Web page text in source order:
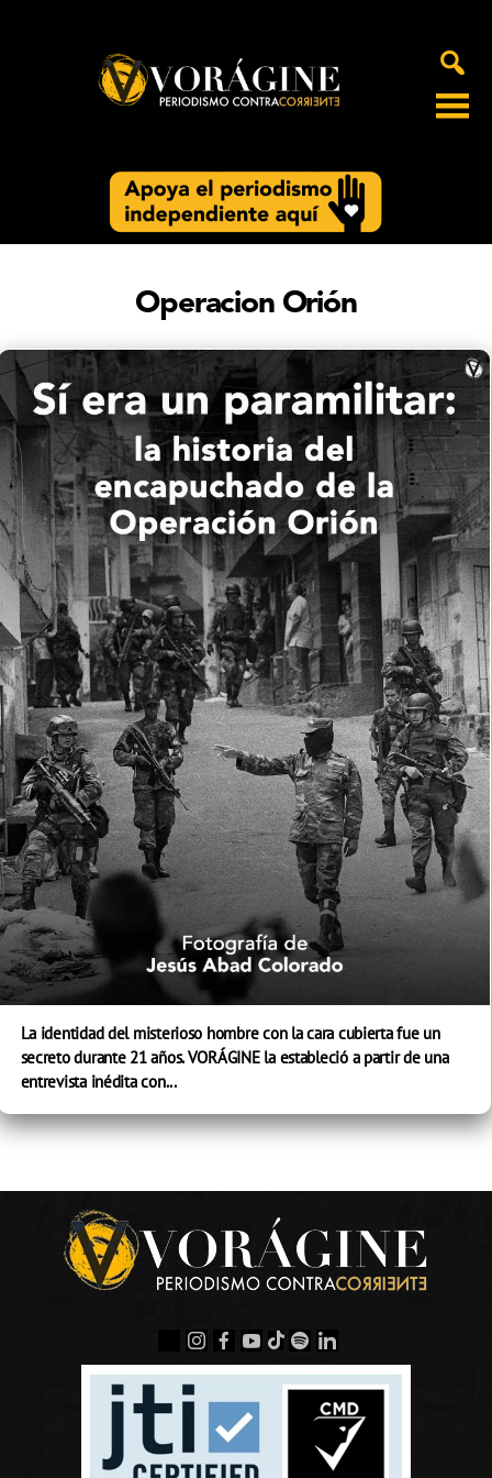
Operacion Orión
La identidad del misterioso hombre con la cara cubierta fue un
secreto durante 21 años. VORÁGINE la estableció a partir de una
entrevista inédita con...